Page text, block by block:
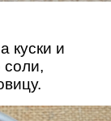
куски и
соли,